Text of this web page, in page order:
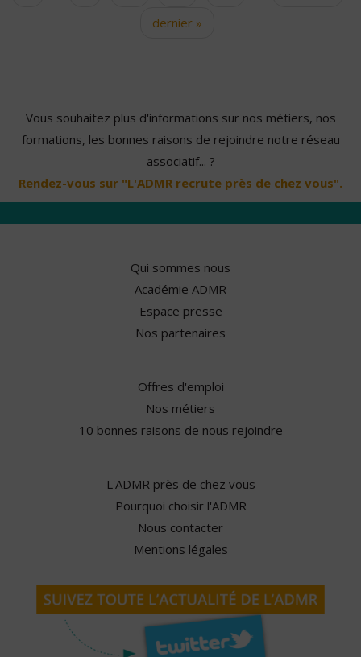
dernier »
Vous souhaitez plus d'informations sur nos métiers, nos
formations, les bonnes raisons de rejoindre notre réseau
associatif... ?
Rendez-vous sur "L'ADMR recrute près de chez vous".
Qui sommes nous
Académie ADMR
Espace presse
Nos partenaires
Offres d'emploi
Nos métiers
10 bonnes raisons de nous rejoindre
L'ADMR près de chez vous
Pourquoi choisir l'ADMR
Nous contacter
Mentions légales